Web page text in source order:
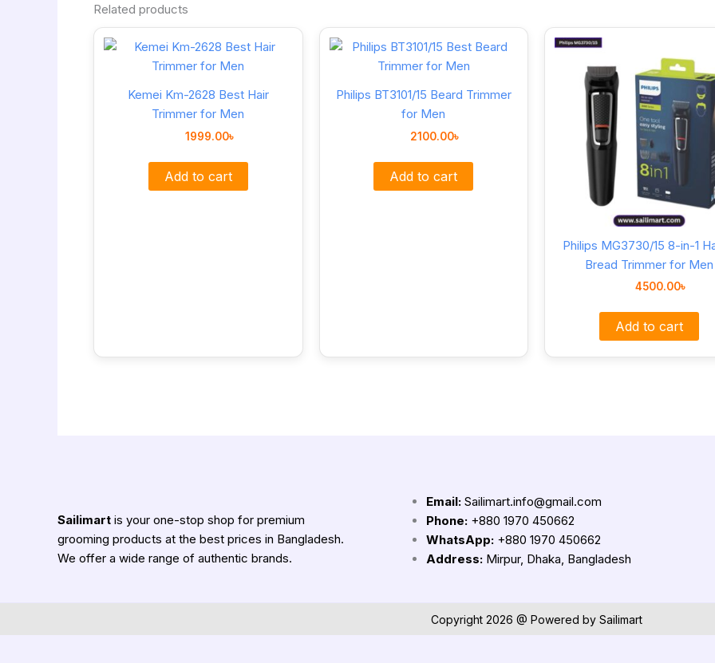
Related products
Kemei Km-2628 Best Hair
Trimmer for Men
1999.00৳
Add to cart
Philips BT3101/15 Beard Trimmer
for Men
2100.00৳
Add to cart
Philips MG3730/15 8-in-1
Bread Trimmer for Men
4500.00৳
Add to cart
Sailimart is your one-stop shop for premium
grooming products at the best prices in Bangladesh.
We offer a wide range of authentic brands.
Email:Sailimart.info@gmail.com
Phone:+880 1970 450662
WhatsApp:+880 1970 450662
Address:Mirpur, Dhaka, Bangladesh
Copyright 2026 @ Powered by Sailimart